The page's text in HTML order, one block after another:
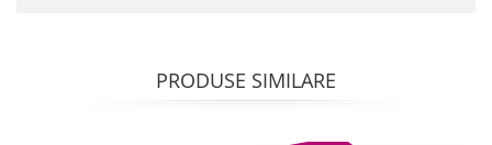
PRODUSE SIMILARE